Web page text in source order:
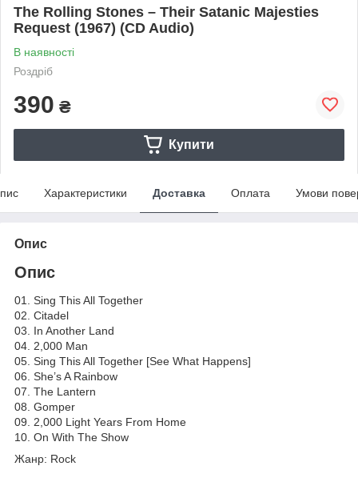
The Rolling Stones – Their Satanic Majesties
Request (1967) (CD Audio)
В наявності
Роздріб
390 ₴
Купити
Характеристики Доставка Оплата Умови
Опис
Опис
01. Sing This All Together
02. Citadel
03. In Another Land
04. 2,000 Man
05. Sing This All Together [See What Happens]
06. She’s A Rainbow
07. The Lantern
08. Gomper
09. 2,000 Light Years From Home
10. On With The Show
Жанр: Rock